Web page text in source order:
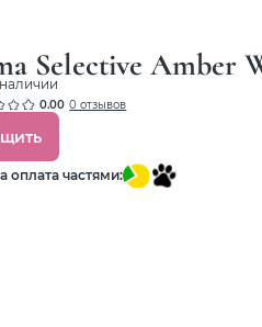
Selective Amber
0.00 0 отзывов
оплата частями: